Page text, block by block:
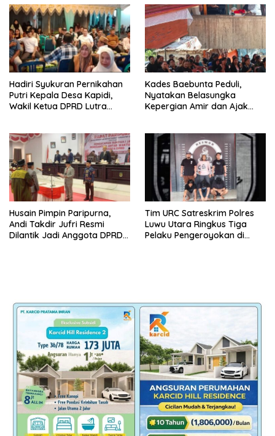
Hadiri Syukuran Pernikahan
Putri Kepala Desa Kapidi,
Wakil Ketua DPRD Lutra
Kades Baebunta Peduli,
Nyatakan Belasungka
Kepergian Amir dan Ajak
Husain Pimpin Paripurna,
Andi Takdir Jufri Resmi
Dilantik Jadi Anggota DPRD
Tim URC Satreskrim Polres
Luwu Utara Ringkus Tiga
Pelaku Pengeroyokan di